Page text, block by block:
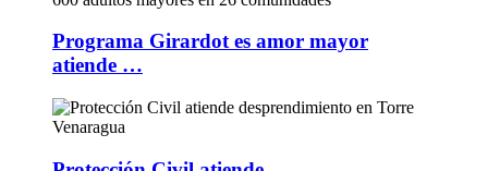
Programa Girardot es amor mayor
atiende …